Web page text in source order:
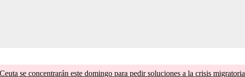
se concentrarán este domingo para pedir soluciones a la crisis migratoria